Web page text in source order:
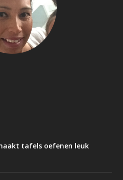
tafels oefenen leuk